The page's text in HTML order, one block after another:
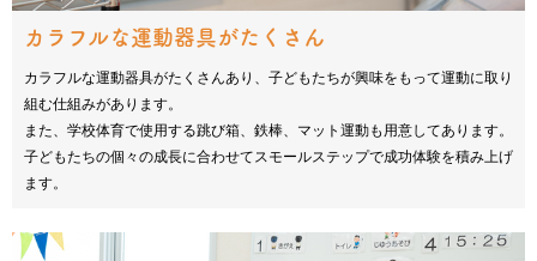
カラフルな運動器具がたくさん
カラフルな運動器具がたくさんあり、子どもたちが興味をもって運動に取り
組む仕組みがあります。
また、学校体育で使用する跳び箱、鉄棒、マット運動も用意してあります。
子どもたちの個々の成長に合わせてスモールステップで成功体験を積み上げ
ます。